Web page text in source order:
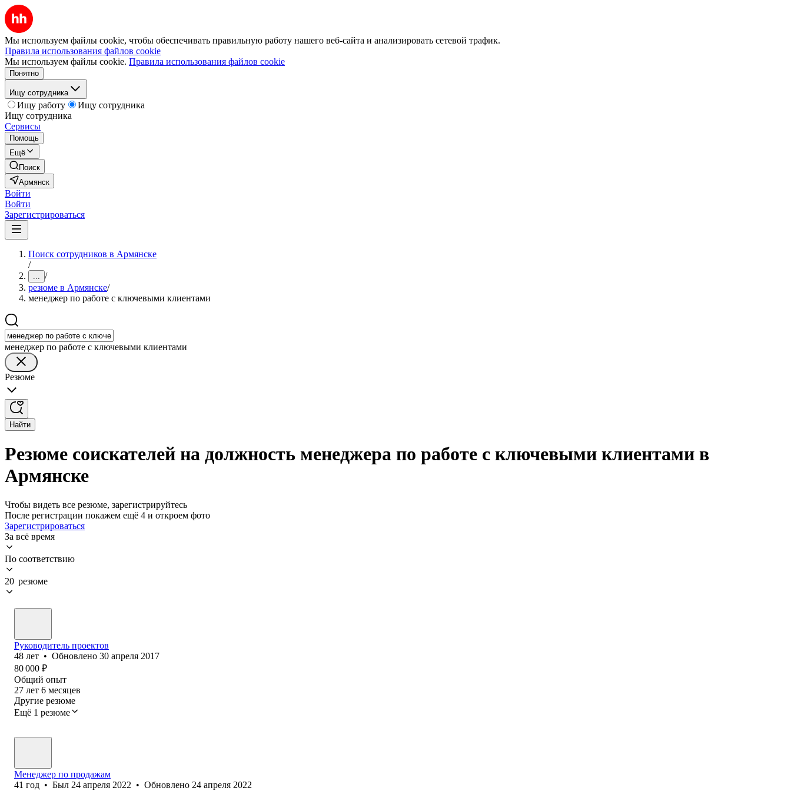
Мы используем файлы cookie, чтобы обеспечивать правильную работу нашего веб-сайта и анализировать сетевой трафик.
Правила использования файлов cookie
Мы используем файлы cookie. Правила использования файлов cookie
Понятно
Ищу сотрудника
Ищу работу
Ищу сотрудника
Ищу сотрудника
Сервисы
Помощь
Ещё
Поиск
Армянск
Войти
Войти
Зарегистрироваться
Поиск сотрудников в Армянске
/
... /
резюме в Армянске/
менеджер по работе с ключевыми клиентами
менеджер по работе с ключевыми клиентами
Резюме
Найти
Резюме соискателей на должность менеджера по работе с ключевыми клиентами в
Армянске
Чтобы видеть все резюме, зарегистрируйтесь
После регистрации покажем ещё 4 и откроем фото
Зарегистрироваться
За всё время
По соответствию
20 резюме
Руководитель проектов
48 лет • Обновлено 30 апреля 2017
80 000 ₽
Общий опыт
27 лет 6 месяцев
Другие резюме
Ещё 1 резюме
Менеджер по продажам
41 год • Был 24 апреля 2022 • Обновлено 24 апреля 2022